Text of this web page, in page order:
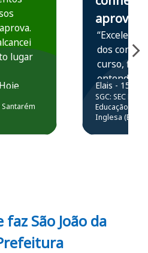
lugar
aprova
“Excelente
dos
curso,
entender e
prática
resolução
questões.”
Elais - 15/07/
SGC: SEC BA
Educação
Inglesa (Edital
São João da